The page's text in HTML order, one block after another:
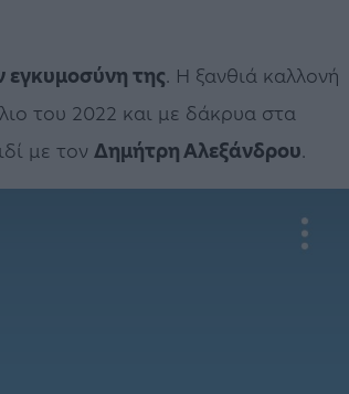
εγκυμοσύνη της. Η ξανθιά καλλονή
του 2022 και με δάκρυα στα
με τον Δημήτρη Αλεξάνδρου.